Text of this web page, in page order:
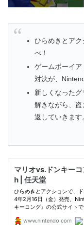
ひらめきとア
べ！
ゲームボーイ
対決が、
新しくなった
解きながら、盗
返していきます